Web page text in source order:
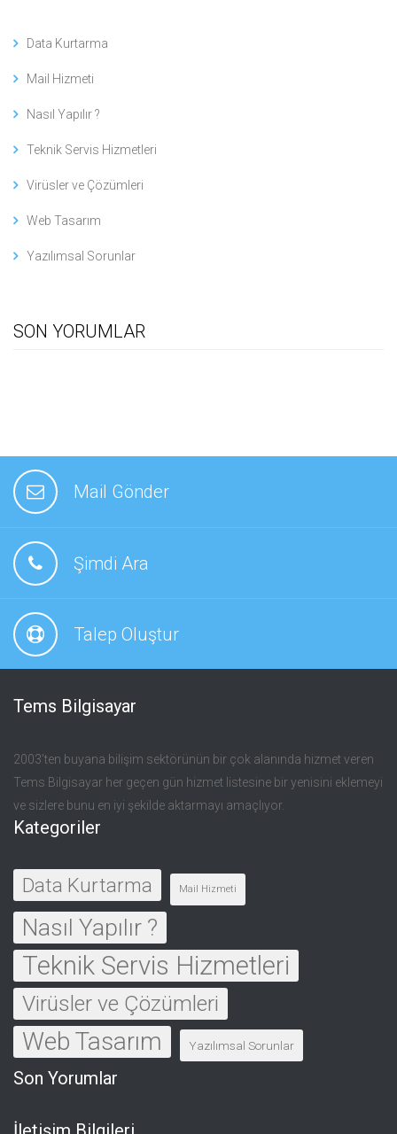
Data Kurtarma
Mail Hizmeti
Nasıl Yapılır ?
Teknik Servis Hizmetleri
Virüsler ve Çözümleri
Web Tasarım
Yazılımsal Sorunlar
SON YORUMLAR
Mail Gönder
Şimdi Ara
Talep Oluştur
Tems Bilgisayar
2003’ten buyana bilişim sektörünün bir çok alanında hizmet veren
Tems Bilgisayar her geçen gün hizmet listesine bir yenisini eklemeyi
ve sizlere bunu en iyi şekilde aktarmayı amaçlıyor.
Kategoriler
Data Kurtarma Mail Hizmeti
Nasıl Yapılır ?
Teknik Servis Hizmetleri
Virüsler ve Çözümleri
Web Tasarım Yazılımsal Sorunlar
Son Yorumlar